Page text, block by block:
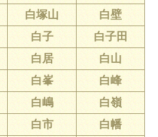
白塚山
白壁
白子
白子田
白居
白山
白峯
白峰
白嶋
白嶺
白市
白幡